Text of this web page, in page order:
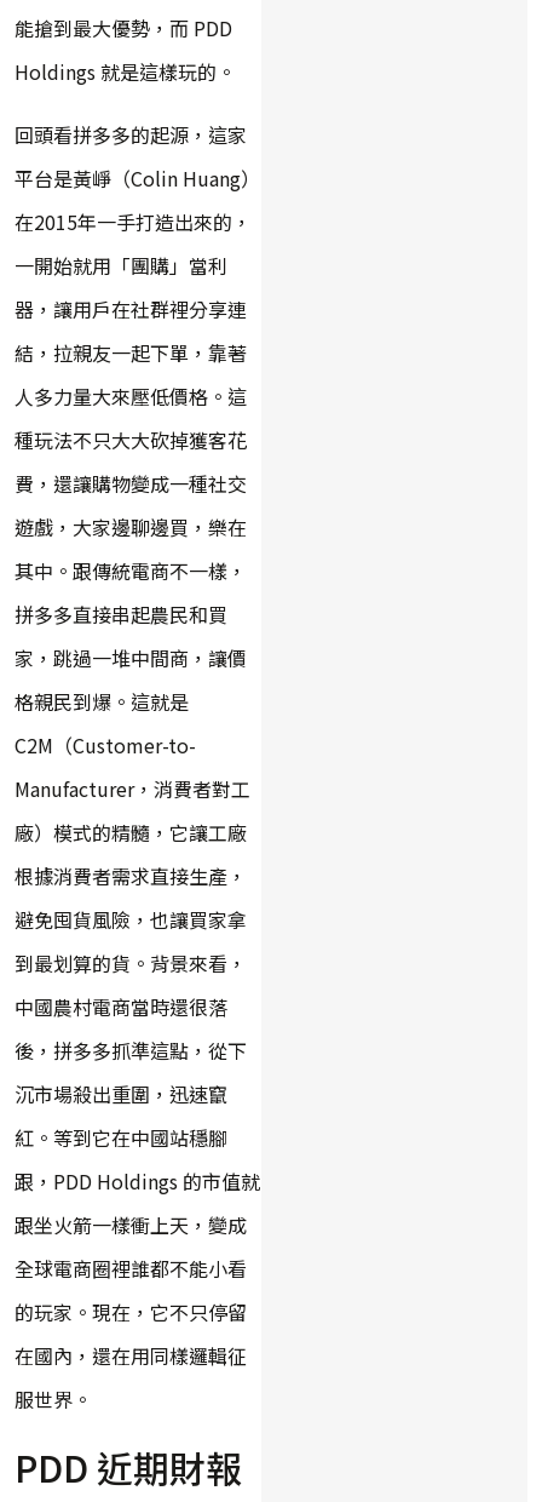
能搶到最大優勢，而 PDD
Holdings 就是這樣玩的。
回頭看拼多多的起源，這家
平台是黃崢（Colin Huang）
在2015年一手打造出來的，
一開始就用「團購」當利
器，讓用戶在社群裡分享連
結，拉親友一起下單，靠著
人多力量大來壓低價格。這
種玩法不只大大砍掉獲客花
費，還讓購物變成一種社交
遊戲，大家邊聊邊買，樂在
其中。跟傳統電商不一樣，
拼多多直接串起農民和買
家，跳過一堆中間商，讓價
格親民到爆。這就是
C2M（Customer-to-
Manufacturer，消費者對工
廠）模式的精髓，它讓工廠
根據消費者需求直接生產，
避免囤貨風險，也讓買家拿
到最划算的貨。背景來看，
中國農村電商當時還很落
後，拼多多抓準這點，從下
沉市場殺出重圍，迅速竄
紅。等到它在中國站穩腳
跟，PDD Holdings 的市值就
跟坐火箭一樣衝上天，變成
全球電商圈裡誰都不能小看
的玩家。現在，它不只停留
在國內，還在用同樣邏輯征
服世界。
PDD 近期財報